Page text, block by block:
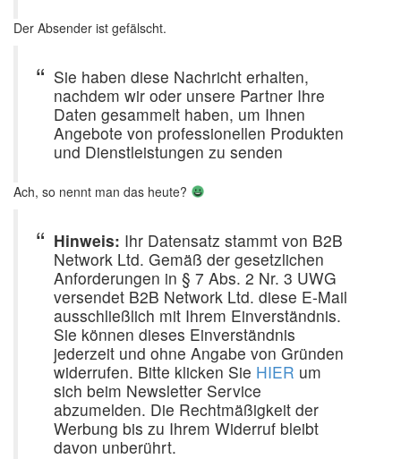
Der Absender ist gefälscht.
Sie haben diese Nachricht erhalten,
nachdem wir oder unsere Partner Ihre
Daten gesammelt haben, um Ihnen
Angebote von professionellen Produkten
und Dienstleistungen zu senden
Ach, so nennt man das heute?
Hinweis: Ihr Datensatz stammt von B2B
Network Ltd. Gemäß der gesetzlichen
Anforderungen in § 7 Abs. 2 Nr. 3 UWG
versendet B2B Network Ltd. diese E-Mail
ausschließlich mit Ihrem Einverständnis.
Sie können dieses Einverständnis
jederzeit und ohne Angabe von Gründen
widerrufen. Bitte klicken Sie HIER um
sich beim Newsletter Service
abzumelden. Die Rechtmäßigkeit der
Werbung bis zu Ihrem Widerruf bleibt
davon unberührt.